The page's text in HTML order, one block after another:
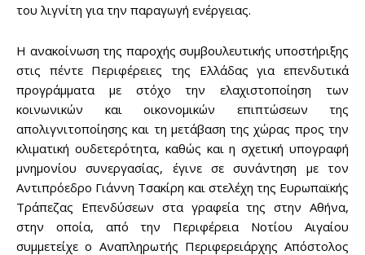
του λιγνίτη για την παραγωγή ενέργειας.
Η ανακοίνωση της παροχής συμβουλευτικής υποστήριξης
στις πέντε Περιφέρειες της Ελλάδας για επενδυτικά
προγράμματα με στόχο την ελαχιστοποίηση των
κοινωνικών και οικονομικών επιπτώσεων της
απολιγνιτοποίησης και τη μετάβαση της χώρας προς την
κλιματική ουδετερότητα, καθώς και η σχετική υπογραφή
μνημονίου συνεργασίας, έγινε σε συνάντηση με τον
Αντιπρόεδρο Γιάννη Τσακίρη και στελέχη της Ευρωπαϊκής
Τράπεζας Επενδύσεων στα γραφεία της στην Αθήνα,
στην οποία, από την Περιφέρεια Νοτίου Αιγαίου
συμμετείχε ο Αναπληρωτής Περιφερειάρχης Απόστολος